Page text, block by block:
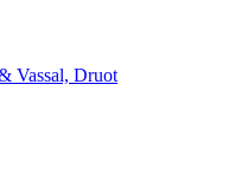
Vassal, Druot